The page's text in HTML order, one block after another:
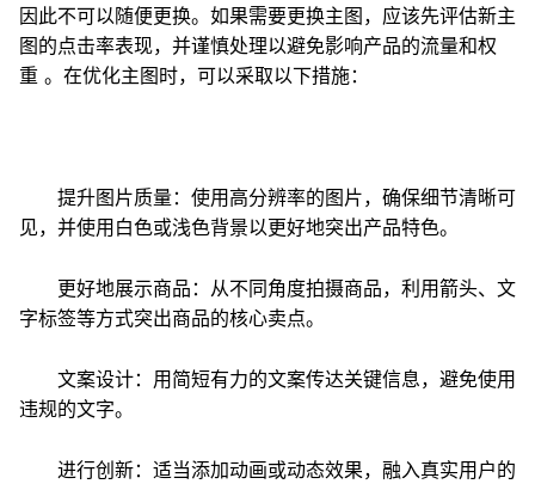
因此不可以随便更换。如果需要更换主图，应该先评估新主
图的点击率表现，并谨慎处理以避免影响产品的流量和权
重 。在优化主图时，可以采取以下措施：
提升图片质量：使用高分辨率的图片，确保细节清晰可
见，并使用白色或浅色背景以更好地突出产品特色。
更好地展示商品：从不同角度拍摄商品，利用箭头、文
字标签等方式突出商品的核心卖点。
文案设计：用简短有力的文案传达关键信息，避免使用
违规的文字。
进行创新：适当添加动画或动态效果，融入真实用户的